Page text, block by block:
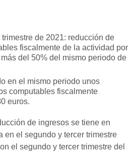
de 2021: reducción de
fiscalmente de la actividad por
del 50% del mismo periodo de
en el mismo periodo unos
computables fiscalmente
euros.
de ingresos se tiene en
en el segundo y tercer trimestre
el segundo y tercer trimestre del